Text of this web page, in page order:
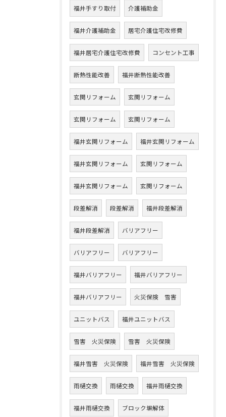
福井手すり取付 介護補助金
福井介護補助金 居宅介護住宅改修費
福井居宅介護住宅改修費 コンセント工事
断熱性能改善 福井断熱性能改善
玄関リフォーム 玄関リフォーム
玄関リフォーム 玄関リフォーム
福井玄関リフォーム 福井玄関リフォーム
福井玄関リフォーム 玄関リフォーム
福井玄関リフォーム 玄関リフォーム
段差解消 段差解消 福井段差解消
福井段差解消 バリアフリー
バリアフリー バリアフリー
福井バリアフリー 福井バリアフリー
福井バリアフリー 火災保険 雪害
ユニットバス 福井ユニットバス
雪害 火災保険 雪害 火災保険
福井雪害 火災保険 福井雪害 火災保険
雨樋交換 雨樋交換 福井雨樋交換
福井雨樋交換 ブロック塀解体